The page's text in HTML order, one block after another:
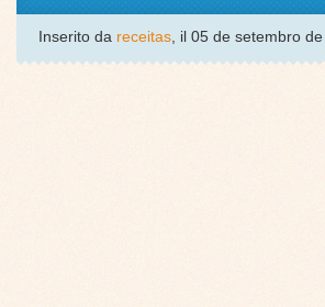
Inserito da receitas, il 05 de setembro